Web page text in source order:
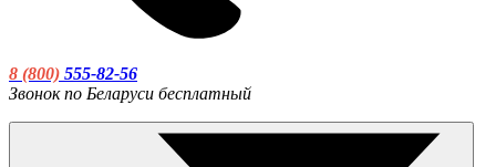
8 (800) 555-82-56
Звонок по Беларуси бесплатный